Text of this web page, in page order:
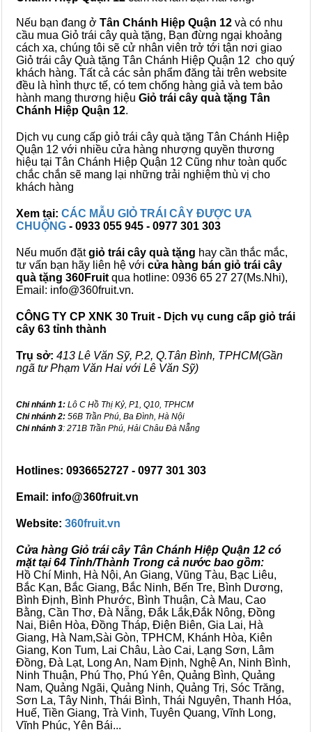
Nếu bạn đang ở Tân Chánh Hiệp Quận 12 và có nhu
cầu mua Giỏ trái cây quà tặng, Bạn đừng ngại khoảng
cách xa, chúng tôi sẽ cử nhân viên trở tới tận nơi giao
Giỏ trái cây Quà tặng Tân Chánh Hiệp Quận 12 cho quý
khách hàng. Tất cả các sản phẩm đăng tải trên website
đều là hình thực tế, có tem chống hàng giả và tem bảo
hành mang thương hiệu Giỏ trái cây quà tặng Tân
Chánh Hiệp Quận 12.
Dịch vụ cung cấp giỏ trái cây quà tặng Tân Chánh Hiệp
Quận 12 với nhiều cửa hàng nhượng quyền thương
hiệu tại Tân Chánh Hiệp Quận 12 Cũng như toàn quốc
chắc chắn sẽ mang lại những trải nghiệm thù vị cho
khách hàng
Xem tại: CÁC MẪU GIỎ TRÁI CÂY ĐƯỢC ƯA
CHUỘNG - 0933 055 945 - 0977 301 303
Nếu muốn đặtgiỏ trái cây quà tặng hay cần thắc mắc,
tư vấn bạn hãy liên hệ với cửa hàng bán giỏ trái cây
quà tặng 360Fruit qua hotline: 0936 65 27 27(Ms.Nhi),
Email: info@360fruit.vn.
CÔNG TY CP XNK 30 Truit - Dịch vụ cung cấp giỏ trái
cây 63 tỉnh thành
Trụ sở: 413 Lê Văn Sỹ, P.2, Q.Tân Bình, TPHCM(Gần
ngã tư Phạm Văn Hai với Lê Văn Sỹ)
Chi nhánh 1: Lô C Hồ Thị Kỷ, P1, Q10, TPHCM
Chi nhánh 2: 56B Trần Phú, Ba Đình, Hà Nội
Chi nhánh 3: 271B Trần Phú, Hải Châu Đà Nẵng
Hotlines: 0936652727 - 0977 301 303
Email: info@360fruit.vn
Website: 360fruit.vn
Cửa hàng Giỏ trái cây Tân Chánh Hiệp Quận 12 có
mặt tại 64 Tỉnh/Thành Trong cả nước bao gồm:
Hồ Chí Minh, Hà Nội, An Giang, Vũng Tàu, Bạc Liêu,
Bắc Kạn, Bắc Giang, Bắc Ninh, Bến Tre, Bình Dương,
Bình Định, Bình Phước, Bình Thuận, Cà Mau, Cao
Bằng, Cần Thơ, Đà Nẵng, Đắk Lắk,Đắk Nông, Đồng
Nai, Biên Hòa, Đồng Tháp, Điện Biên, Gia Lai, Hà
Giang, Hà Nam,Sài Gòn, TPHCM, Khánh Hòa, Kiên
Giang, Kon Tum, Lai Châu, Lào Cai, Lạng Sơn, Lâm
Đồng, Đà Lạt, Long An, Nam Định, Nghệ An, Ninh Bình,
Ninh Thuận, Phú Thọ, Phú Yên, Quảng Bình, Quảng
Nam, Quảng Ngãi, Quảng Ninh, Quảng Trị, Sóc Trăng,
Sơn La, Tây Ninh, Thái Bình, Thái Nguyên, Thanh Hóa,
Huế, Tiền Giang, Trà Vinh, Tuyên Quang, Vĩnh Long,
Vĩnh Phúc, Yên Bái...